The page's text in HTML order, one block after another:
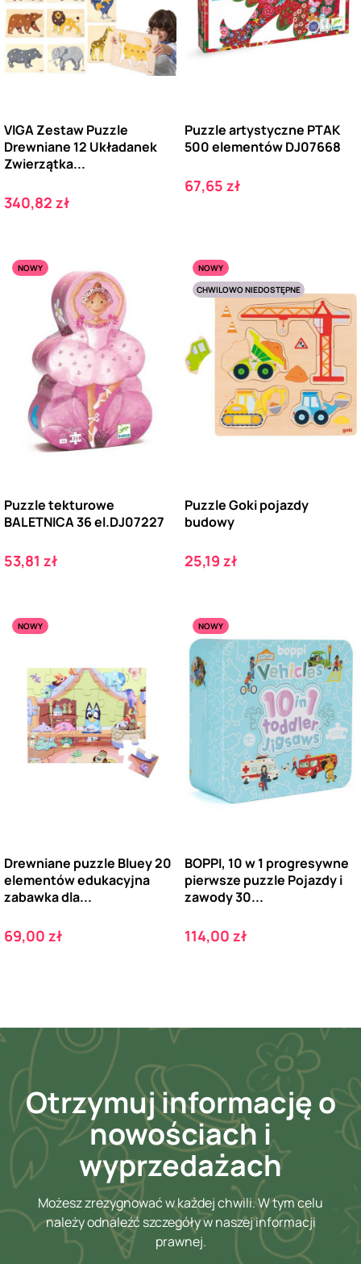
VIGA Zestaw Puzzle
Drewniane 12 Układanek
Zwierzątka...
Cena
340,82 zł
Puzzle artystyczne PTAK
500 elementów DJ07668
Cena
67,65 zł
NOWY
Puzzle tekturowe
BALETNICA 36 el.DJ07227
Cena
53,81 zł
NOWY
CHWILOWO NIEDOSTĘPNE
Puzzle Goki pojazdy
budowy
Cena
25,19 zł
NOWY
Drewniane puzzle Bluey 20
elementów edukacyjna
zabawka dla...
Cena
69,00 zł
NOWY
BOPPI, 10 w 1 progresywne
pierwsze puzzle Pojazdy i
zawody 30...
Cena
114,00 zł
Otrzymuj informację o
nowościach i
wyprzedażach
Możesz zrezygnować w każdej chwili. W tym celu
należy odnaleźć szczegóły w naszej informacji
prawnej.